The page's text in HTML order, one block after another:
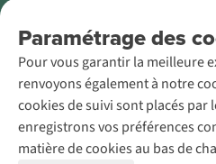
Paramétrage des
Pour vous garantir la meilleure
renvoyons également à notre
cookies de suivi sont placés par
enregistrons vos préférences
matière de cookies au bas de
AS Adventure
France SAS,
Rue du Vieux
Faubourg 14, F-
59000 Lille
+32 (0)3 828